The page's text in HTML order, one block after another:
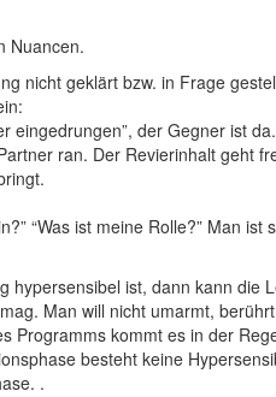
Nuancen.
nicht geklärt bzw. in Frage
eingedrungen”, der Gegner ist
ran. Der Revierinhalt geht
“Was ist meine Rolle?” Man
ist, dann kann
Man will nicht umarmt,
Programms kommt es in der
besteht keine
.